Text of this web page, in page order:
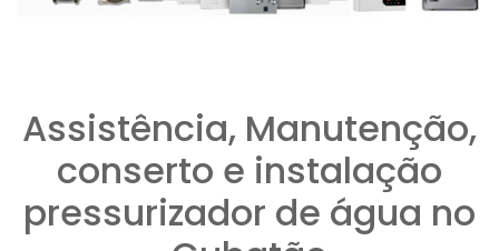
Assistência, Manutenção,
conserto e instalação
pressurizador de água no